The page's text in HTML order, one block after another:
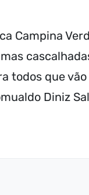
Campina
todos que vão
Diniz